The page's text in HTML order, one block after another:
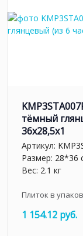
тёмный
36x28,5x1
Артикул:
Размер: 28*36
Вес: 2.1 кг
Плиток в
1 154.12 руб.